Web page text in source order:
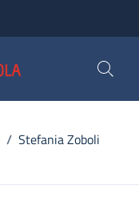
/ Stefania Zoboli